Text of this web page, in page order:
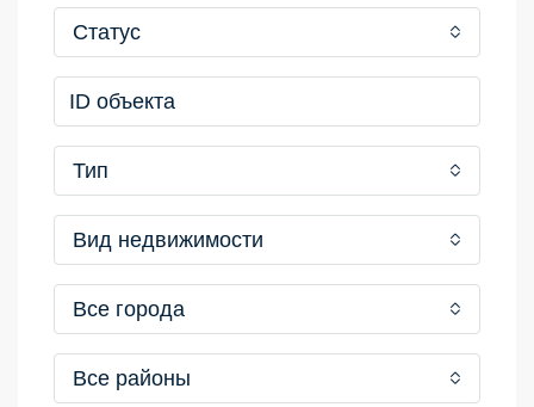
Статус
Тип
Вид недвижимости
Все города
Все районы